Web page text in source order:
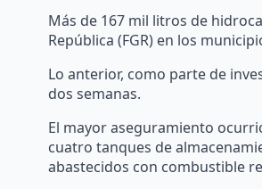
Más de 167 mil litros de
República (FGR) en los
Lo anterior, como parte de
dos semanas.
El mayor aseguramiento
cuatro tanques de
abastecidos con combustible